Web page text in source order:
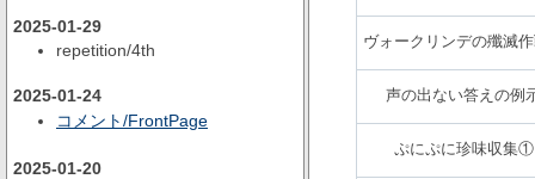
2025-01-29
repetition/4th
2025-01-24
コメント/FrontPage
2025-01-20
ヴォークリンデの殲滅
声の出ない答えの例
ぷにぷに珍味収集①